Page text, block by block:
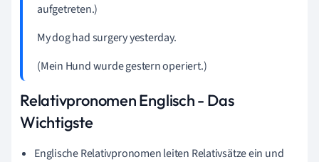
aufgetreten.)
My dog had surgery yesterday.
(Mein Hund wurde gestern operiert.)
Relativpronomen Englisch - Das
Wichtigste
Englische Relativpronomen leiten Relativsätze ein und